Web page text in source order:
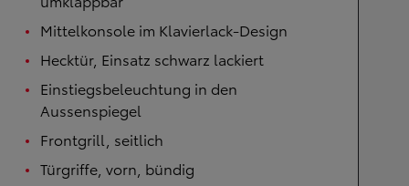
Mittelkonsole im Klavierlack-Design
Hecktür, Einsatz schwarz lackiert
Einstiegsbeleuchtung in den
Aussenspiegel
Frontgrill, seitlich
Türgriffe, vorn, bündig